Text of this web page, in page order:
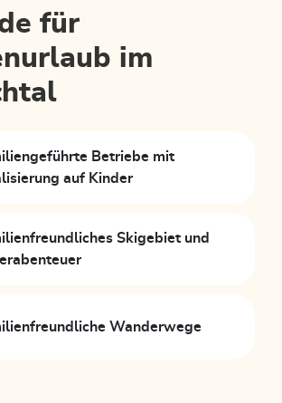
für
im
Betriebe mit
auf Kinder
Skigebiet und
Wanderwege